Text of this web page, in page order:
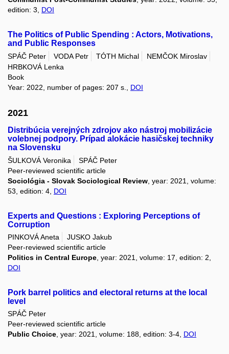
edition: 3, DOI
The Politics of Public Spending : Actors, Motivations,
and Public Responses
SPÁČ Peter VODA Petr TÓTH Michal
NEMČOK Miroslav
HRBKOVÁ Lenka
Book
Year: 2022, number of pages: 207 s., DOI
2021
Distribúcia verejných zdrojov ako nástroj mobilizácie
volebnej podpory. Prípad alokácie hasičskej techniky
na Slovensku
ŠULKOVÁ Veronika
SPÁČ Peter
Peer-reviewed scientific article
Sociológia - Slovak Sociological Review , year: 2021, volume:
53, edition: 4, DOI
Experts and Questions : Exploring Perceptions of
Corruption
PINKOVÁ Aneta
JUSKO Jakub
Peer-reviewed scientific article
Politics in Central Europe , year: 2021, volume: 17, edition: 2,
DOI
Pork barrel politics and electoral returns at the local
level
SPÁČ Peter
Peer-reviewed scientific article
Public Choice, year: 2021, volume: 188, edition: 3-4, DOI